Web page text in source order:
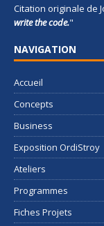
Citation originale de
write the code."
NAVIGATION
Accueil
Concepts
Business
Exposition OrdiStroy
Ateliers
Programmes
Fiches Projets